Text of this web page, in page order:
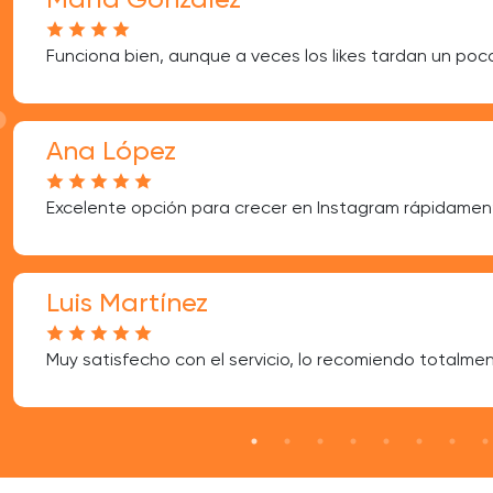
Funciona bien, aunque a veces los likes tardan un
Ana López
Excelente opción para crecer en Instagram
Luis Martínez
Muy satisfecho con el servicio, lo recomiendo